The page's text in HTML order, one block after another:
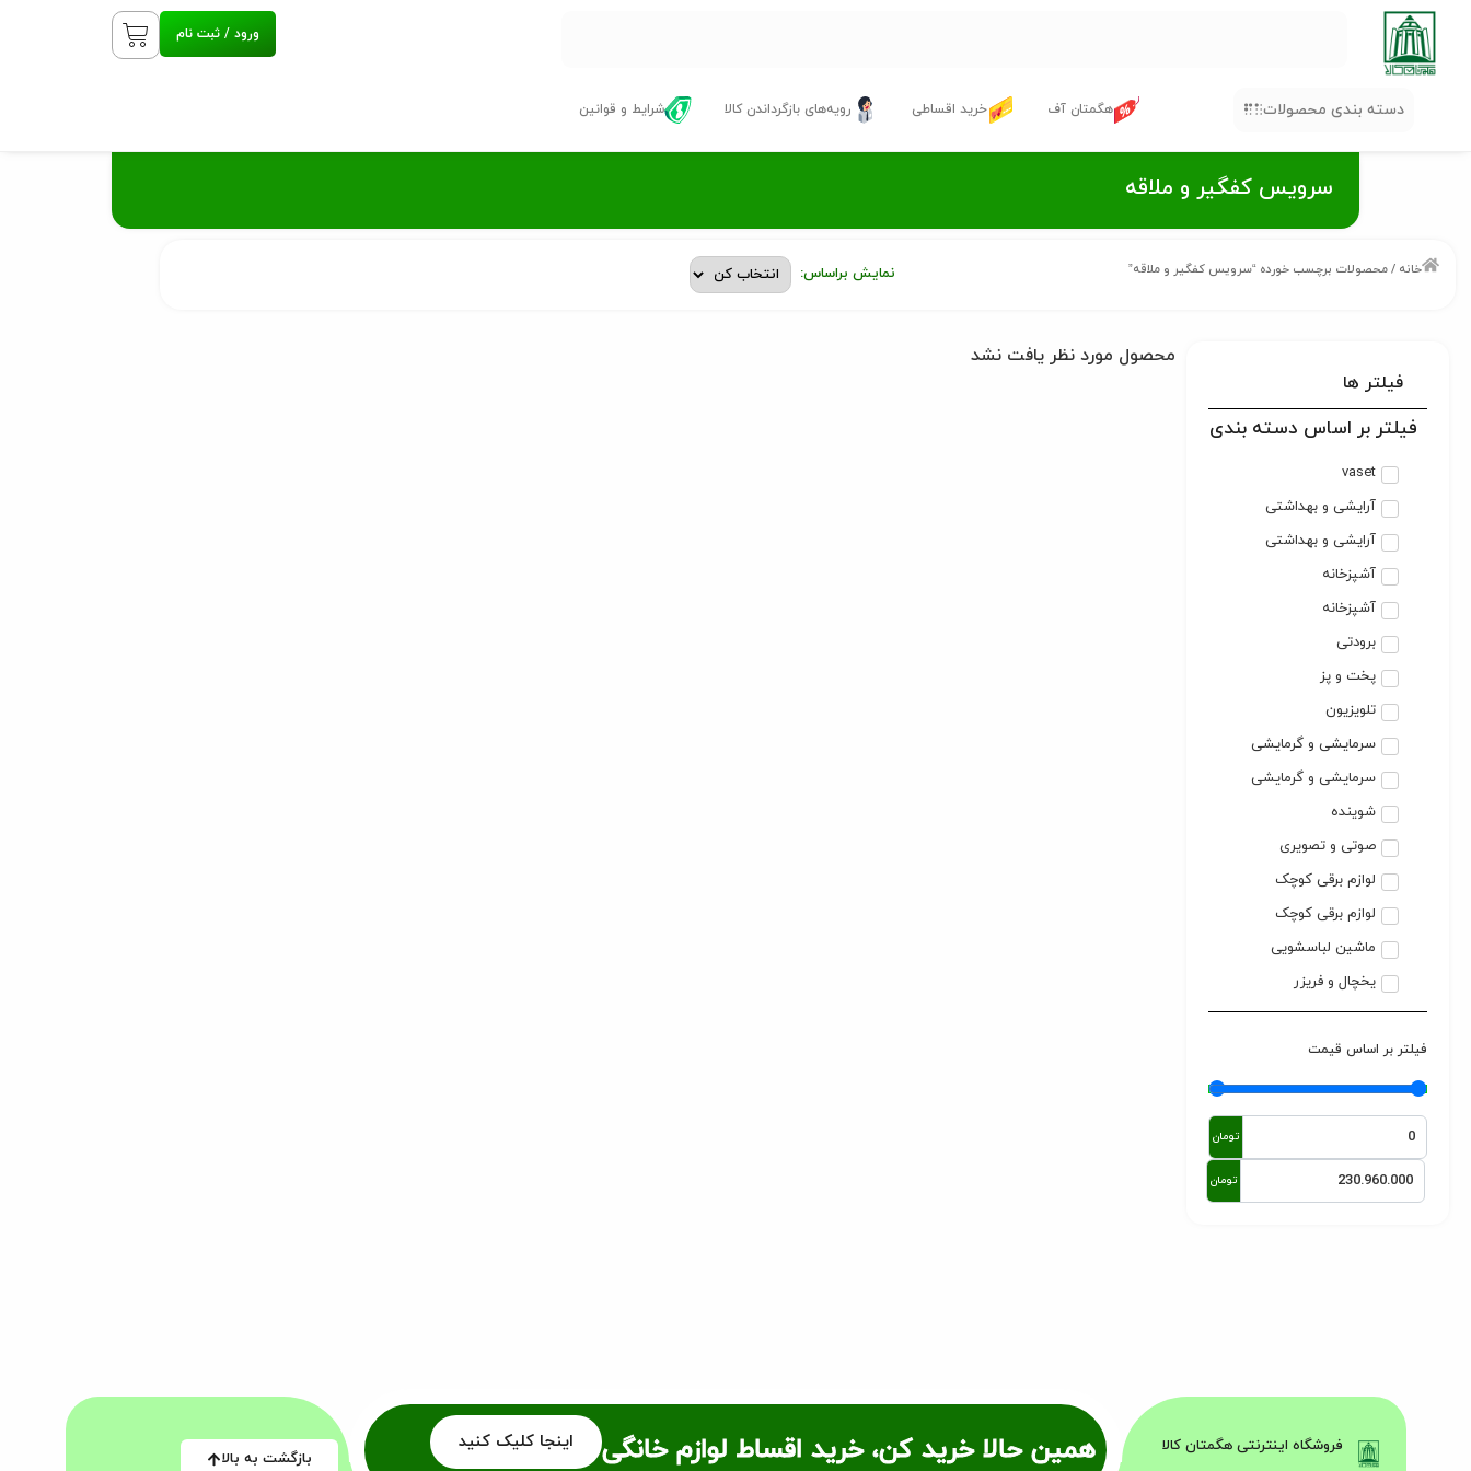
ورود / ثبت نام
دسته بندی محصولات هگمتان آف خرید اقساطی رویه‌های بازگرداندن کالا شرایط و قوانین
سرویس کفگیر و ملاقه
خانه / محصولات برچسب خورده “سرویس کفگیر و ملاقه” نمایش براساس:
فیلتر ها
فیلتر بر اساس دسته بندی
vaset
آرایشی و بهداشتی
آرایشی و بهداشتی
آشپزخانه
آشپزخانه
برودتی
پخت و پز
تلویزیون
سرمایشی و گرمایشی
سرمایشی و گرمایشی
شوینده
صوتی و تصویری
لوازم برقی کوچک
لوازم برقی کوچک
ماشین لباسشویی
یخچال و فریزر
فیلتر بر اساس قیمت
تومان
تومان
محصول مورد نظر یافت نشد
همین حالا خرید کن، خرید اقساط لوازم خانگی اینجا کلیک کنید فروشگاه اینترنتی هگمتان کالا
بازگشت به بالا